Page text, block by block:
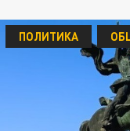
ПОЛИТИКА